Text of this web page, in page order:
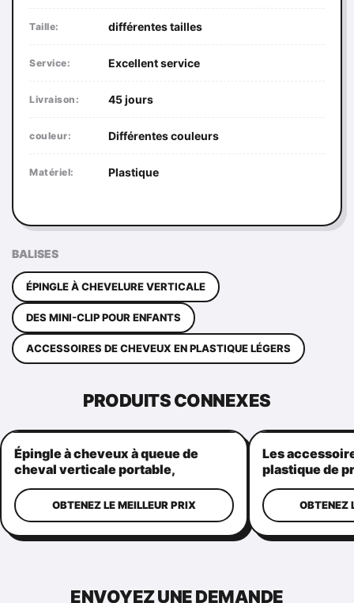
Taille: différentes tailles
Service: Excellent service
Livraison: 45 jours
couleur: Différentes couleurs
Matériel: Plastique
BALISES
ÉPINGLE À CHEVELURE VERTICALE
DES MINI-CLIP POUR ENFANTS
ACCESSOIRES DE CHEVEUX EN PLASTIQUE LÉGERS
PRODUITS CONNEXES
Épingle à cheveux à queue de
cheval verticale portable,
poignées de cheveux polyvalentes
pour femmes
OBTENEZ LE MEILLEUR PRIX
Les
plastique de
épingles
queue deOBTENEZ
ENVOYEZ UNE DEMANDE